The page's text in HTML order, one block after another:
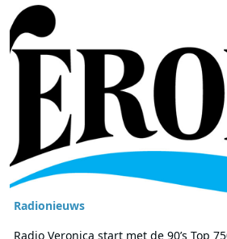
Radionieuws
Radio Veronica start met de 90’s Top